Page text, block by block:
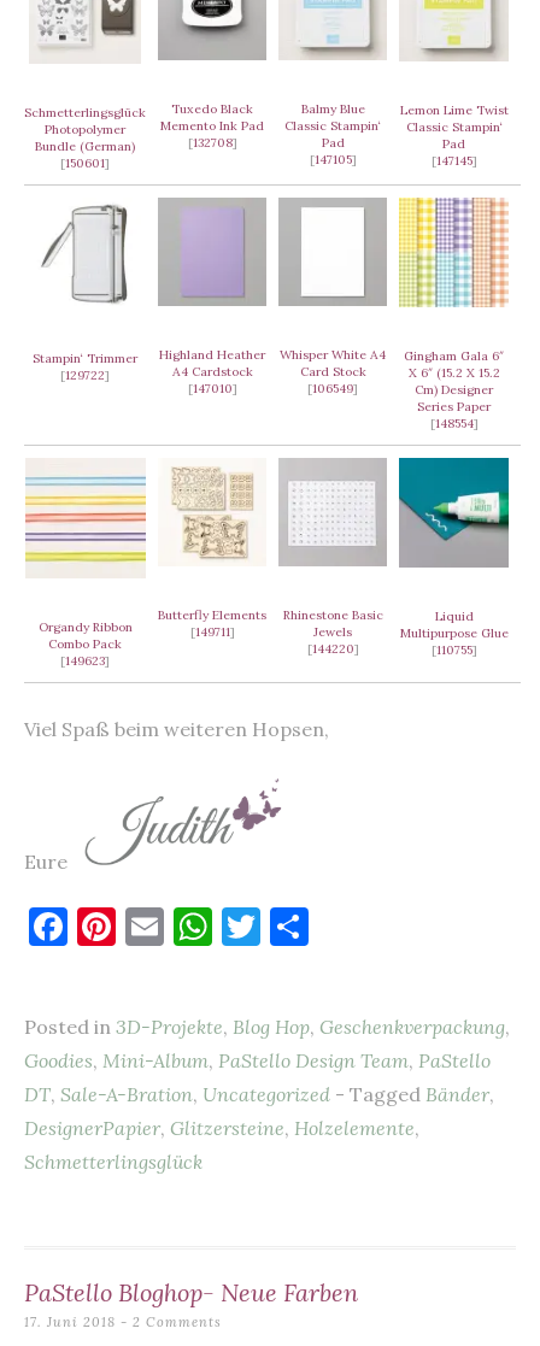
Schmetterlingsglück
Photopolymer
Bundle (German)
[150601]
Tuxedo Black
Memento Ink Pad
[132708]
Balmy Blue
Classic Stampin‘
Pad
[147105]
Lemon Lime Twist
Classic Stampin‘
Pad
[147145]
Stampin‘ Trimmer
[129722]
Highland Heather
A4 Cardstock
[147010]
Whisper White A4
Card Stock
[106549]
Gingham Gala 6″
X 6″ (15.2 X 15.2
Cm) Designer
Series Paper
[148554]
Organdy Ribbon
Combo Pack
[149623]
Butterfly Elements
[149711]
Rhinestone Basic
Jewels
[144220]
Liquid
Multipurpose Glue
[110755]
Viel Spaß beim weiteren Hopsen,
Eure
F
e
b
o
o
Pi
es
t
E
l
W
s
A
p
T
te
r
n
Posted in 3D-Projekte, Blog Hop, Geschenkverpackung,
Goodies, Mini-Album, PaStello Design Team, PaStello
DT, Sale-A-Bration, Uncategorized - Tagged Bänder,
DesignerPapier, Glitzersteine, Holzelemente,
Schmetterlingsglück
PaStello Bloghop- Neue Farben
17. Juni 2018 2 Comments